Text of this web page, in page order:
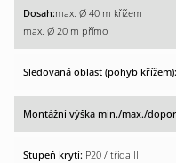
max. Ø 40 m křížem
max. Ø 20 m přímo
IP20 / třída II